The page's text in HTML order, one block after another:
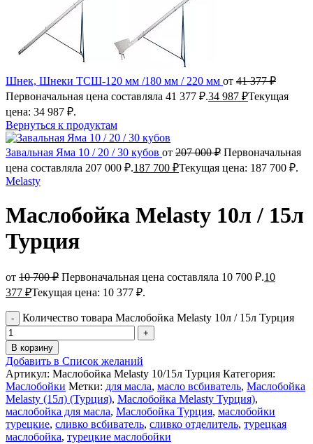
Шнек, Шнеки ТСШ-120 мм /180 мм / 220 мм от 41 377₽
Первоначальная цена составляла 41 377 ₽.34 987 ₽Текущая
цена: 34 987 ₽.
Вернуться к продуктам
Завальная Яма 10 / 20 / 30 кубов от 207 000₽ Первоначальная
цена составляла 207 000 ₽.187 700 ₽Текущая цена: 187 700 ₽.
Melasty
Маслобойка Melasty 10л / 15л
Турция
от 10 700₽ Первоначальная цена составляла 10 700 ₽.10
377 ₽Текущая цена: 10 377 ₽.
Количество товара Маслобойка Melasty 10л / 15л Турция
В корзину
Добавить в Список желаний
Артикул: Маслобойка Melasty 10/15л Турция Категория:
Маслобойки Метки: для масла, масло всбиватель, Маслобойка
Melasty (15л) (Турция), Маслобойка Melasty Турция),
маслобойка для масла, Маслобойка Турция, маслобойки
турецкие, сливко всбиватель, сливко отделитель, турецкая
маслобойка, турецкие маслобойки